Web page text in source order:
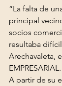
“La falta de
principal
socios
resultaba
Arechavaleta,
EMPRESARIAL.
A partir de su